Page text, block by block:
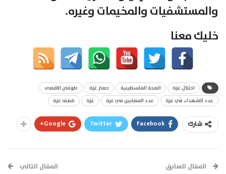
والمستشفيات والمخيمات وغيره.
خليك معنا
احتلال غزة الصحة الفلسطينية حصار غزة
طوفان الاقصى
عدد الشهداء في غزة
عدد المصابين في غزة غزة قصف غزة
شارك Facebook
Twitter
Google+
المقال السابق المقال التالي